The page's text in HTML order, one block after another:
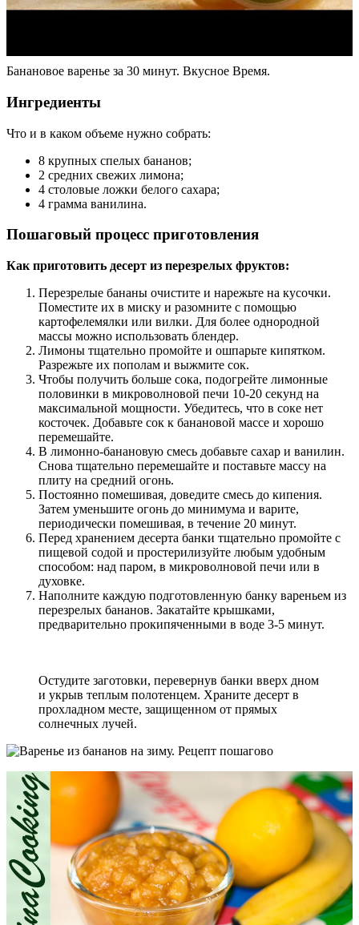
Банановое варенье за 30 минут. Вкусное Время.
Ингредиенты
Что и в каком объеме нужно собрать:
8 крупных спелых бананов;
2 средних свежих лимона;
4 столовые ложки белого сахара;
4 грамма ванилина.
Пошаговый процесс приготовления
Как приготовить десерт из перезрелых фруктов:
Перезрелые бананы очистите и нарежьте на кусочки.
Поместите их в миску и разомните с помощью
картофелемялки или вилки. Для более однородной
массы можно использовать блендер.
Лимоны тщательно промойте и ошпарьте кипятком.
Разрежьте их пополам и выжмите сок.
Чтобы получить больше сока, подогрейте лимонные
половинки в микроволновой печи 10-20 секунд на
максимальной мощности. Убедитесь, что в соке нет
косточек. Добавьте сок к банановой массе и хорошо
перемешайте.
В лимонно-банановую смесь добавьте сахар и ванилин.
Снова тщательно перемешайте и поставьте массу на
плиту на средний огонь.
Постоянно помешивая, доведите смесь до кипения.
Затем уменьшите огонь до минимума и варите,
периодически помешивая, в течение 20 минут.
Перед хранением десерта банки тщательно промойте с
пищевой содой и простерилизуйте любым удобным
способом: над паром, в микроволновой печи или в
духовке.
Наполните каждую подготовленную банку вареньем из
перезрелых бананов. Закатайте крышками,
предварительно прокипяченными в воде 3-5 минут.
Остудите заготовки, перевернув банки вверх дном
и укрыв теплым полотенцем. Храните десерт в
прохладном месте, защищенном от прямых
солнечных лучей.